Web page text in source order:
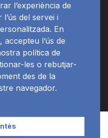
Programació
l’experiència de
del servei i
En
l’ús de
política de
les o rebutjar-
des de la
navegador.